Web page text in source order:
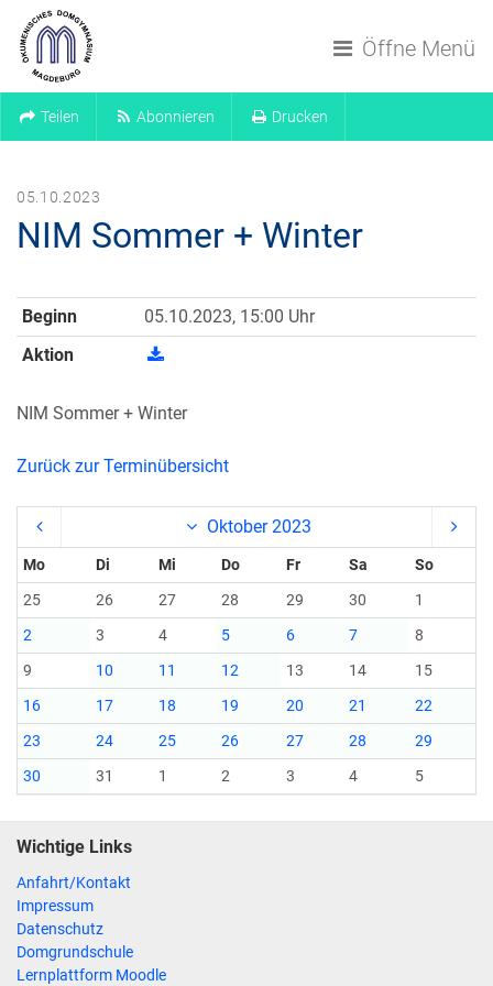
Öffne Menü
Teilen Abonnieren Drucken
05.10.2023
NIM Sommer + Winter
Beginn
05.10.2023, 15:00 Uhr
Aktion
NIM Sommer + Winter
Zurück zur Terminübersicht
Oktober 2023
Mo Di Mi Do Fr Sa
So
25
26 27 28 29 30
1
2
3 4 5 6 7
8
9
10 11 12 13 14
15
16
17 18 19 20 21
22
23
24 25 26 27 28
29
30
31 1 2 3 4 5
Wichtige Links
Anfahrt/Kontakt
Impressum
Datenschutz
Domgrundschule
Lernplattform Moodle